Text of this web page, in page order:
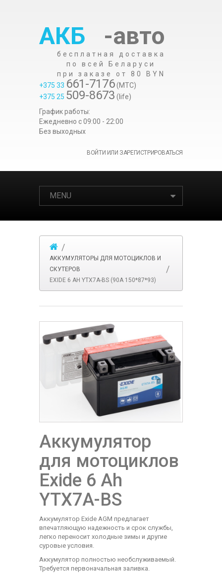
АКБ -авто
бесплатная доставка
по всей Беларуси
при заказе от 80 BYN
+375 33 661-7176(МТС)
+375 25 509-8673 (life)
График работы:
Ежедневно c 09:00 - 22:00
Без выходных
ВОЙТИ ИЛИ ЗАРЕГИСТРИРОВАТЬСЯ
MENU
АККУМУЛЯТОРЫ ДЛЯ МОТОЦИКЛОВ И
СКУТЕРОВ
EXIDE 6 AH YTX7A-BS (90А 150*87*93)
Аккумулятор
для мотоциклов
Exide 6 Ah
YTX7A-BS
Аккумулятор Exide AGM предлагает
впечатляющую надежность и срок службы,
легко переносит холодные зимы и другие
суровые условия.
Аккумулятор полностью необслуживаемый.
Требуется первоначальная заливка.